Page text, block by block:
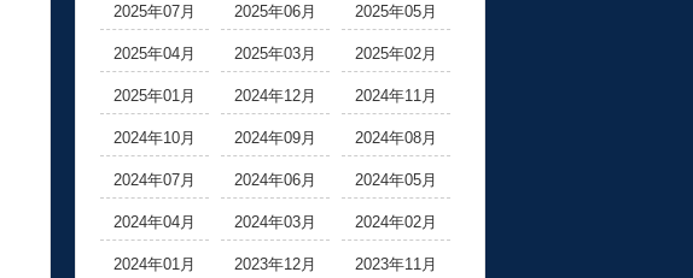
2025年07月 2025年06月 2025年05月
2025年04月 2025年03月 2025年02月
2025年01月 2024年12月 2024年11月
2024年10月 2024年09月 2024年08月
2024年07月 2024年06月 2024年05月
2024年04月 2024年03月 2024年02月
2024年01月 2023年12月 2023年11月